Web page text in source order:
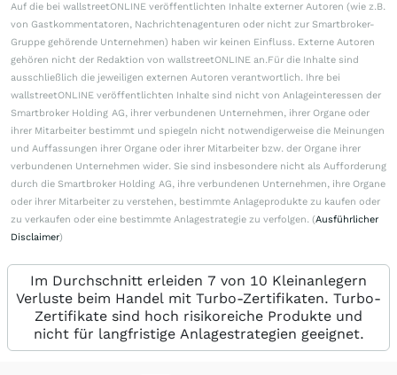
Auf die bei wallstreetONLINE veröffentlichten Inhalte externer Autoren (wie z.B.
von Gastkommentatoren, Nachrichtenagenturen oder nicht zur Smartbroker-
Gruppe gehörende Unternehmen) haben wir keinen Einfluss. Externe Autoren
gehören nicht der Redaktion von wallstreetONLINE an.Für die Inhalte sind
ausschließlich die jeweiligen externen Autoren verantwortlich. Ihre bei
wallstreetONLINE veröffentlichten Inhalte sind nicht von Anlageinteressen der
Smartbroker Holding AG, ihrer verbundenen Unternehmen, ihrer Organe oder
ihrer Mitarbeiter bestimmt und spiegeln nicht notwendigerweise die Meinungen
und Auffassungen ihrer Organe oder ihrer Mitarbeiter bzw. der Organe ihrer
verbundenen Unternehmen wider. Sie sind insbesondere nicht als Aufforderung
durch die Smartbroker Holding AG, ihre verbundenen Unternehmen, ihre Organe
oder ihrer Mitarbeiter zu verstehen, bestimmte Anlageprodukte zu kaufen oder
zu verkaufen oder eine bestimmte Anlagestrategie zu verfolgen. (Ausführlicher
Disclaimer)
Im Durchschnitt erleiden 7 von 10 Kleinanlegern
Verluste beim Handel mit Turbo-Zertifikaten. Turbo-
Zertifikate sind hoch risikoreiche Produkte und
nicht für langfristige Anlagestrategien geeignet.